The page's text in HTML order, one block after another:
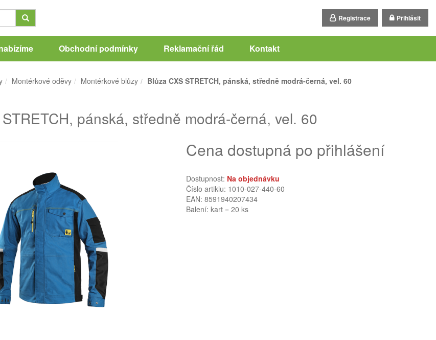
Registrace Přihlásit
Obchodní podmínky Reklamační řád Kontakt
Montérkové oděvy Montérkové blůzy Blůza CXS STRETCH, pánská, středně modrá-černá, vel. 60
pánská, středně modrá-černá, vel. 60
Cena dostupná po přihlášení
Dostupnost: Na objednávku
Číslo artiklu: 1010-027-440-60
EAN: 8591940207434
Balení: kart = 20 ks